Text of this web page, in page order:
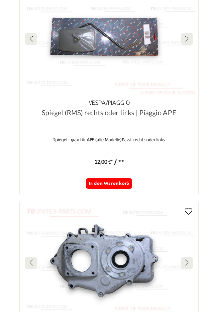
VESPA/PIAGGIO
Spiegel (RMS) rechts oder links | Piaggio APE
Spiegel - grau für APE (alle Modelle)Passt rechts oder links
12,00 €* / **
In den Warenkorb